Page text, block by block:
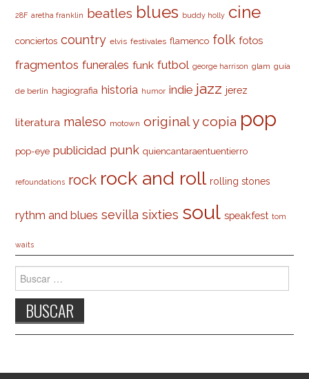
28F aretha franklin beatles blues buddy holly cine
conciertos country elvis festivales flamenco folk fotos
fragmentos funerales funk futbol george harrison glam guía
de berlín hagiografia historia humor indie jazz jerez
literatura maleso motown original y copia pop
pop-eye publicidad punk quiencantaraentuentierro
refoundations rock rock and roll rolling stones
rythm and blues sevilla sixties soul speakfest tom
waits
Buscar: